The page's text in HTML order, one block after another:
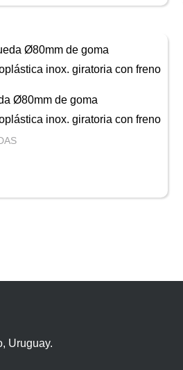
Ø80mm de goma
inox. giratoria con freno
Uruguay.